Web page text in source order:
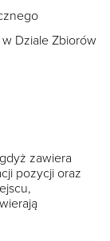
Dziale Zbiorów
zawiera
pozycji oraz